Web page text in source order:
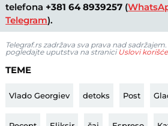
telefona +381 64 8939257 (
Telegram).
Telegraf.rs zadržava sva prava nad
pogledajte uputstva na stranici Uslovi
TEME
Vlado Georgiev detoks Post